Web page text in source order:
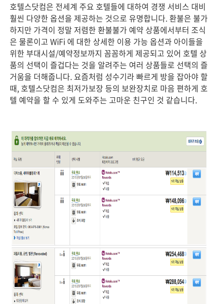
호텔스닷컴은 전세계 주요 호텔들에 대하여 경쟁 서비스 대비
훨씬 다양한 옵션을 제공하는 것으로 유명합니다. 환불은 불가
하지만 가격이 정말 저렴한 환불불가 예약 상품에서부터 조식
은 물론이고 WiFi 에 대한 상세한 이용 가능 옵션과 아이들을
위한 부대시설/예약정보까지 꼼꼼하게 제공되고 있어 호텔 상
품의 선택이 즐겁다는 것을 알려주는 여러 상품들로 선택의 즐
거움을 더해줍니다. 요즘처럼 성수기라 빠르게 방을 잡아야 할
때, 호텔스닷컴은 최저가보장 등의 보완장치로 마음 편하게 호
텔 예약을 할 수 있게 도와주는 고마운 친구인 것 같습니다.